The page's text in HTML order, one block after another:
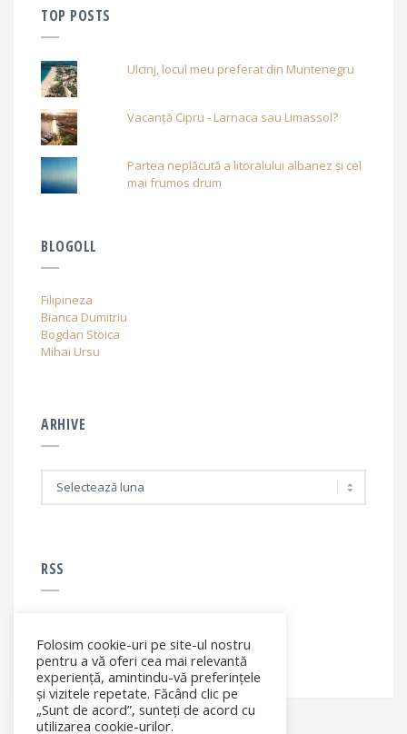
TOP POSTS
Ulcinj, locul meu preferat din Muntenegru
Vacanță Cipru - Larnaca sau Limassol?
Partea neplăcută a litoralului albanez și cel
mai frumos drum
BLOGOLL
Filipineza
Bianca Dumitriu
Bogdan Stoica
Mihai Ursu
ARHIVE
RSS
RSS - articole
Folosim cookie-uri pe site-ul nostru
pentru a vă oferi cea mai relevantă
experiență, amintindu-vă preferințele
și vizitele repetate. Făcând clic pe
„Sunt de acord”, sunteți de acord cu
utilizarea cookie-urilor.